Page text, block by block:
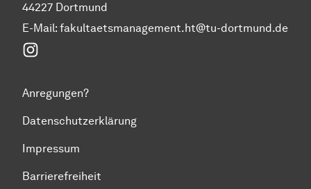
44227 Dortmund
E-Mail: fakultaetsmanagement.ht@tu-dortmund.de
Anregungen?
Datenschutzerklärung
Impressum
Barrierefreiheit